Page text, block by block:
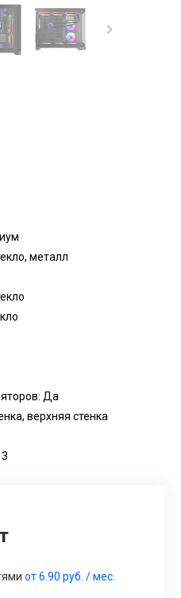
металл
Да
верхняя стенка
от6.90 руб. / мес.